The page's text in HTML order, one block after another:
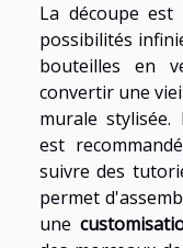
La découpe
possibilités
bouteilles en
convertir une
murale
est
suivre des
permet
une